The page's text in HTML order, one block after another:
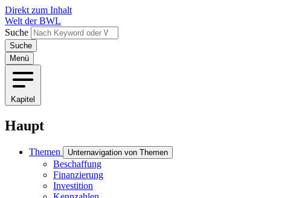
Direkt zum Inhalt
Welt der BWL
Suche
Menü
Kapitel
Haupt
Themen Unternavigation von Themen
Beschaffung
Finanzierung
Investition